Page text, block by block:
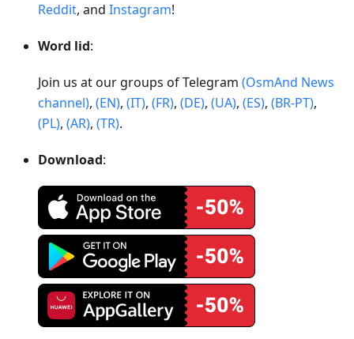
Reddit, and Instagram!
Word lid:
Join us at our groups of Telegram (OsmAnd News
channel), (EN), (IT), (FR), (DE), (UA), (ES), (BR-PT),
(PL), (AR), (TR).
Download: